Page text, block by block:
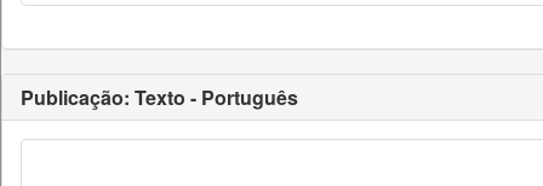
Publicação: Texto - Português